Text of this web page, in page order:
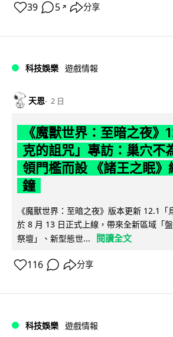
39 5 ↗ 分享
科技娛樂 遊戲情報
天恩 2 日
《魔獸世界：至暗之夜》
克的詛咒」專訪：巢穴不
領門檻而設 《諸王之眠》
鐘
《魔獸世界：至暗之夜》版本更新 12.1「
於 8 月 13 日正式上線，帶來全新區域「
祭壇」、新型態世...
閱讀全文
116 分享
科技娛樂 遊戲情報